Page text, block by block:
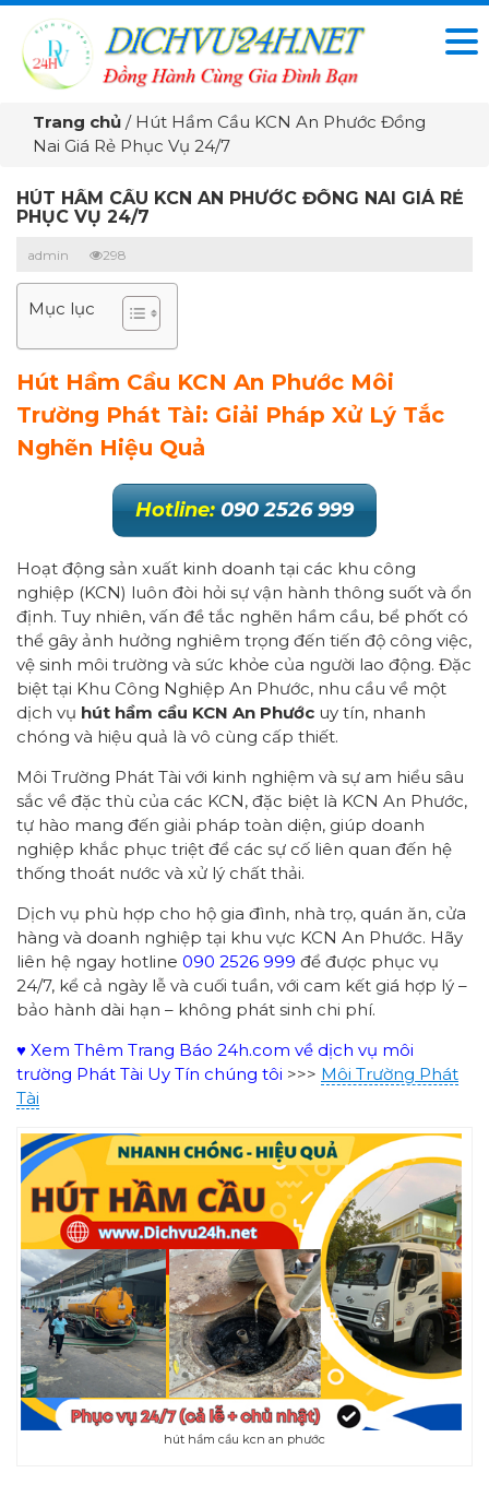
Trang chủ / Hút Hầm Cầu KCN An Phước Đồng
Nai Giá Rẻ Phục Vụ 24/7
HÚT HẦM CẦU KCN AN PHƯỚC ĐỒNG NAI GIÁ RẺ
PHỤC VỤ 24/7
admin 298
Mục lục
Hút Hầm Cầu KCN An Phước Môi
Trường Phát Tài: Giải Pháp Xử Lý Tắc
Nghẽn Hiệu Quả
Hotline: 090 2526 999
Hoạt động sản xuất kinh doanh tại các khu công
nghiệp (KCN) luôn đòi hỏi sự vận hành thông suốt và ổn
định. Tuy nhiên, vấn đề tắc nghẽn hầm cầu, bể phốt có
thể gây ảnh hưởng nghiêm trọng đến tiến độ công việc,
vệ sinh môi trường và sức khỏe của người lao động. Đặc
biệt tại Khu Công Nghiệp An Phước, nhu cầu về một
dịch vụ hút hầm cầu KCN An Phước uy tín, nhanh
chóng và hiệu quả là vô cùng cấp thiết.
Môi Trường Phát Tài với kinh nghiệm và sự am hiểu sâu
sắc về đặc thù của các KCN, đặc biệt là KCN An Phước,
tự hào mang đến giải pháp toàn diện, giúp doanh
nghiệp khắc phục triệt để các sự cố liên quan đến hệ
thống thoát nước và xử lý chất thải.
Dịch vụ phù hợp cho hộ gia đình, nhà trọ, quán ăn, cửa
hàng và doanh nghiệp tại khu vực KCN An Phước. Hãy
liên hệ ngay hotline 090 2526 999 để được phục vụ
24/7, kể cả ngày lễ và cuối tuần, với cam kết giá hợp lý –
bảo hành dài hạn – không phát sinh chi phí.
♥ Xem Thêm Trang Báo 24h.com về dịch vụ môi
trường Phát Tài Uy Tín chúng tôi >>> Môi Trường Phát
Tài
hút hầm cầu kcn an phước